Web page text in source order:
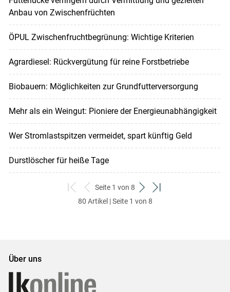
Anbau von Zwischenfrüchten
ÖPUL Zwischenfruchtbegrünung: Wichtige Kriterien
Agrardiesel: Rückvergütung für reine Forstbetriebe
Biobauern: Möglichkeiten zur Grundfutterversorgung
Mehr als ein Weingut: Pioniere der Energieunabhängigkeit
Wer Stromlastspitzen vermeidet, spart künftig Geld
Durstlöscher für heiße Tage
zum
ersten
zurück
zum
Seite 1 von 8
weiter
zum
zum
80 Artikel | Seite 1 von 8
Über uns